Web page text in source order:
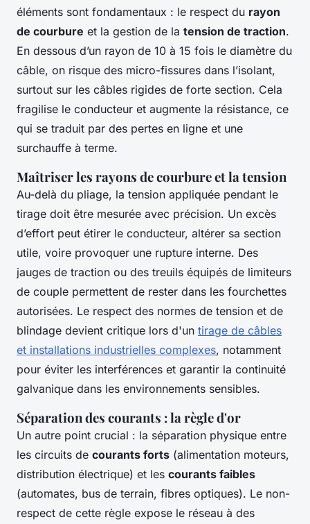
éléments sont fondamentaux : le respect du rayon
de courbure et la gestion de la tension de traction.
En dessous d’un rayon de 10 à 15 fois le diamètre du
câble, on risque des micro-fissures dans l’isolant,
surtout sur les câbles rigides de forte section. Cela
fragilise le conducteur et augmente la résistance, ce
qui se traduit par des pertes en ligne et une
surchauffe à terme.
Maîtriser les rayons de courbure et la tension
Au-delà du pliage, la tension appliquée pendant le
tirage doit être mesurée avec précision. Un excès
d’effort peut étirer le conducteur, altérer sa section
utile, voire provoquer une rupture interne. Des
jauges de traction ou des treuils équipés de limiteurs
de couple permettent de rester dans les fourchettes
autorisées. Le respect des normes de tension et de
blindage devient critique lors d'un tirage de câbles
et installations industrielles complexes, notamment
pour éviter les interférences et garantir la continuité
galvanique dans les environnements sensibles.
Séparation des courants : la règle d'or
Un autre point crucial : la séparation physique entre
les circuits de courants forts (alimentation moteurs,
distribution électrique) et les courants faibles
(automates, bus de terrain, fibres optiques). Le non-
respect de cette règle expose le réseau à des